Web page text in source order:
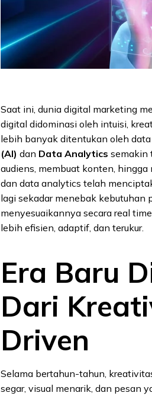
Saat ini, dunia digital marketing
digital didominasi oleh intuisi,
lebih banyak ditentukan oleh
(AI) dan Data Analytics semakin
audiens, membuat konten,
dan data analytics telah
lagi sekadar menebak kebutuhan
menyesuaikannya secara real
lebih efisien, adaptif, dan terukur.
Era Baru
Dari
Driven
Selama bertahun-tahun,
segar, visual menarik, dan pesan